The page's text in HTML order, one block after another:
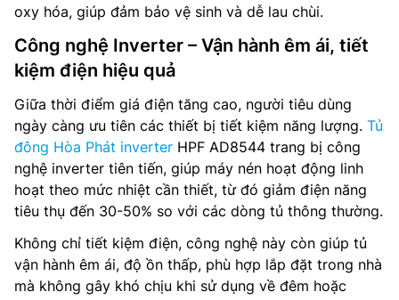
oxy hóa, giúp đảm bảo vệ sinh và dễ lau chùi.
Công nghệ Inverter – Vận hành êm ái, tiết
kiệm điện hiệu quả
Giữa thời điểm giá điện tăng cao, người tiêu dùng
ngày càng ưu tiên các thiết bị tiết kiệm năng lượng. Tủ
đông Hòa Phát inverter HPF AD8544 trang bị công
nghệ inverter tiên tiến, giúp máy nén hoạt động linh
hoạt theo mức nhiệt cần thiết, từ đó giảm điện năng
tiêu thụ đến 30-50% so với các dòng tủ thông thường.
Không chỉ tiết kiệm điện, công nghệ này còn giúp tủ
vận hành êm ái, độ ồn thấp, phù hợp lắp đặt trong nhà
mà không gây khó chịu khi sử dụng về đêm hoặc